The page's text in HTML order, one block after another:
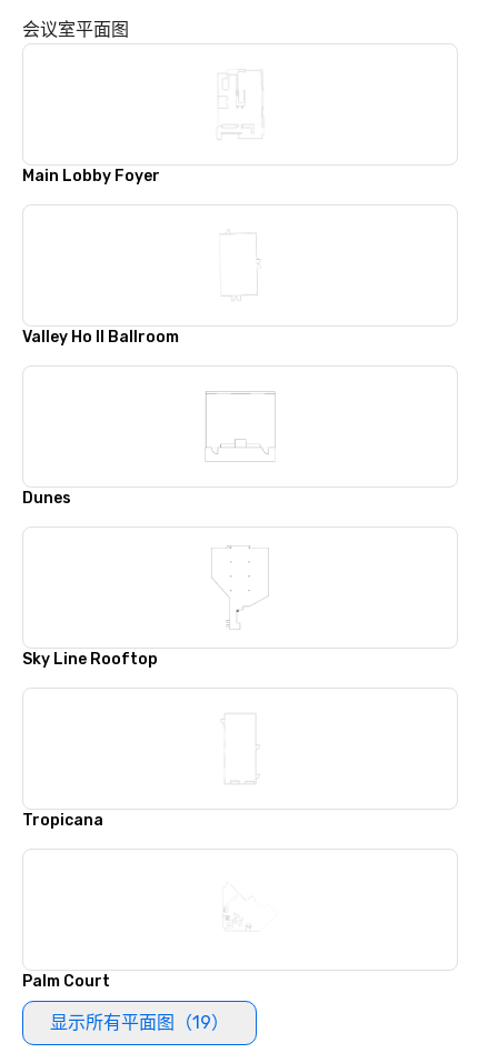
会议室平面图
Main Lobby Foyer
Valley Ho II Ballroom
Dunes
Sky Line Rooftop
Tropicana
Palm Court
显示所有平面图（19）